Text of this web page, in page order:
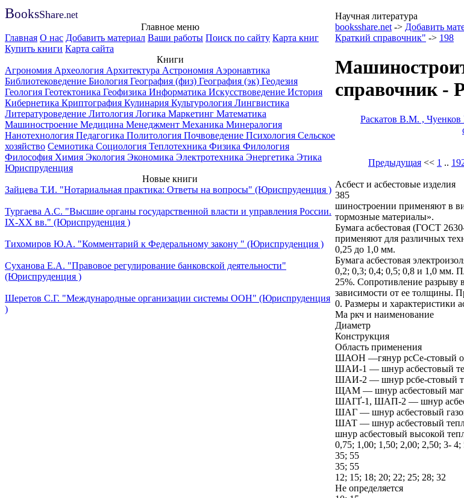
BooksShare.net
Научная литература
Главное меню
Главная О нас Добавить материал Ваши работы Поиск по сайту Карта книг
Купить книги Карта сайта
Книги
Агрономия Археология Архитектура Астрономия Аэронавтика
Библиотековедение Биология География (физ) География (эк) Геодезия
Геология Геотектоника Геофизика Информатика Искусствоведение История
Кибернетика Криптография Кулинария Культурология Лингвистика
Литературоведение Литология Логика Маркетинг Математика
Машиностроение Медицина Менеджмент Механика Минералогия
Нанотехнология Педагогика Политология Почвоведение Психология Сельское
хозяйство Семиотика Социология Теплотехника Физика Филология
Философия Химия Экология Экономика Электротехника Энергетика Этика
Юриспруденция
Новые книги
Зайцева Т.И. "Нотариальная практика: Ответы на вопросы" (Юриспруденция )
Тургаева А.С. "Высшие органы государственной власти и управления России.
IХ-ХХ вв." (Юриспруденция )
Тихомиров Ю.А. "Комментарий к Федеральному закону " (Юриспруденция )
Суханова Е.А. "Правовое регулирование банковской деятельности"
(Юриспруденция )
Шеретов С.Г. "Международные организации системы ООН" (Юриспруденция
)
booksshare.net -> Добавить
Краткий справочник" -> 198
справочник -
Раскатов В.М. ,
Предыдущая << 1 ..
Асбест и асбестовые изделия
385
шиностроении применяют в
тормозные материалы».
Бумага асбестовая (ГОСТ
применяют для различных
0,25 до 1,0 мм.
Бумага асбестовая
0,2; 0,3; 0,4; 0,5; 0,8 и 1,0 мм.
25%. Сопротивление
зависимости от ее толщины.
0. Размеры и характеристики
Ma ркч и наименование
Диаметр
Конструкция
Область применения
ШАОН —гянур рсСе-стовый
ШАИ-1 — шнур асбестовый
ШАИ-2 — шнур рсбе-стовый
ЩАМ — шнур асбестовый
ШАГҐ-1, ШАП-2 — шнур
ШАГ — шнур асбестовый
ШАТ — шнур асбестовый
шнур асбестовый высокой
0,75; 1,00; 1,50; 2,00; 2,50; 3-
35; 55
35; 55
12; 15; 18; 20; 22; 25; 28; 32
Не определяется